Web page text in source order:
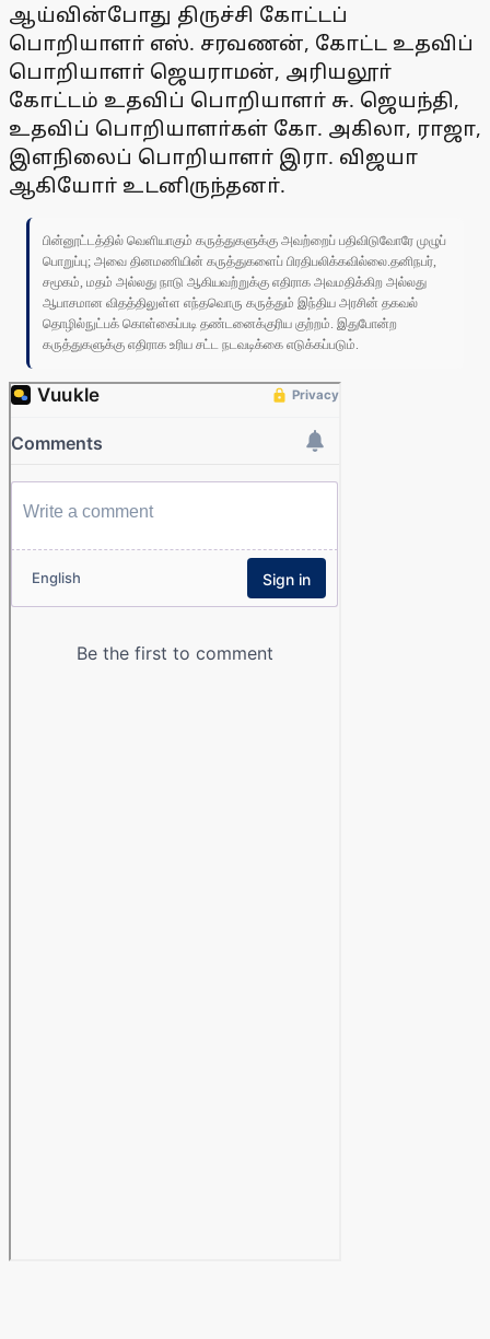
ஆய்வின்போது திருச்சி கோட்டப்
பொறியாளா் எஸ். சரவணன், கோட்ட உதவிப்
பொறியாளா் ஜெயராமன், அரியலூா்
கோட்டம் உதவிப் பொறியாளா் சு. ஜெயந்தி,
உதவிப் பொறியாளா்கள் கோ. அகிலா, ராஜா,
இளநிலைப் பொறியாளா் இரா. விஜயா
ஆகியோா் உடனிருந்தனா்.
பின்னூட்டத்தில் வெளியாகும் கருத்துகளுக்கு அவற்றைப் பதிவிடுவோரே முழுப்
பொறுப்பு; அவை தினமணியின் கருத்துகளைப் பிரதிபலிக்கவில்லை.தனிநபர்,
சமூகம், மதம் அல்லது நாடு ஆகியவற்றுக்கு எதிராக அவமதிக்கிற அல்லது
ஆபாசமான விதத்திலுள்ள எந்தவொரு கருத்தும் இந்திய அரசின் தகவல்
தொழில்நுட்பக் கொள்கைப்படி தண்டனைக்குரிய குற்றம். இதுபோன்ற
கருத்துகளுக்கு எதிராக உரிய சட்ட நடவடிக்கை எடுக்கப்படும்.